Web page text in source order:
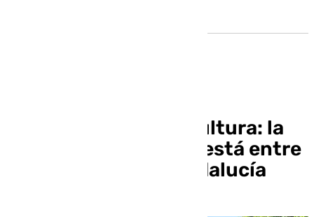
Málaga también es cultura: la
oferta de La Térmica está entre
las 15 mejores de Andalucía